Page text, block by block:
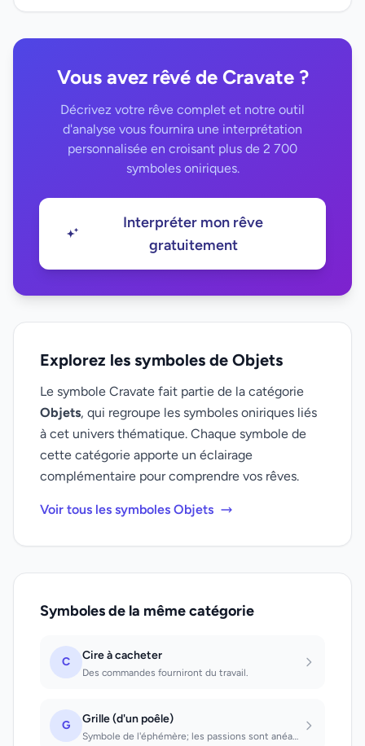
Vous avez rêvé de Cravate ?
Décrivez votre rêve complet et notre outil
d'analyse vous fournira une interprétation
personnalisée en croisant plus de 2 700
symboles oniriques.
Interpréter mon rêve
gratuitement
Explorez les symboles de Objets
Le symbole Cravate fait partie de la catégorie
Objets, qui regroupe les symboles oniriques liés
à cet univers thématique. Chaque symbole de
cette catégorie apporte un éclairage
complémentaire pour comprendre vos rêves.
Voir tous les symboles Objets
Symboles de la même catégorie
C Cire à cacheter
Des commandes fourniront du travail.
G Grille (d'un poêle)
Symbole de l'éphémère; les passions sont anéanties dans le feu qui brûle sur la...